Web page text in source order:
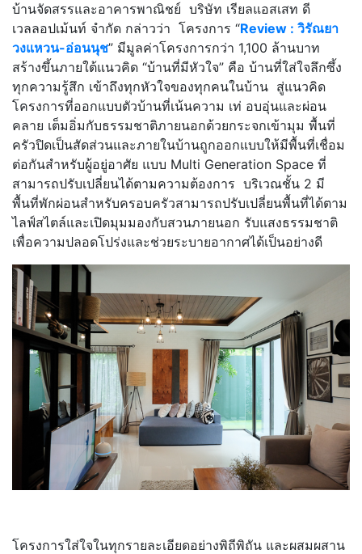
บ้านจัดสรรและอาคารพาณิชย์ บริษัท เรียลแอสเสท ดี
เวลลอปเม้นท์ จำกัด กล่าวว่า โครงการ “Review : วิรัณยา
วงแหวน-อ่อนนุช” มีมูลค่าโครงการกว่า 1,100 ล้านบาท
สร้างขึ้นภายใต้แนวคิด “บ้านที่มีหัวใจ” คือ บ้านที่ใส่ใจลึกซึ้ง
ทุกความรู้สึก เข้าถึงทุกหัวใจของทุกคนในบ้าน สู่แนวคิด
โครงการที่ออกแบบตัวบ้านที่เน้นความ เท่ อบอุ่นและผ่อน
คลาย เต็มอิ่มกับธรรมชาติภายนอกด้วยกระจกเข้ามุม พื้นที่
ครัวปิดเป็นสัดส่วนและภายในบ้านถูกออกแบบให้มีพื้นที่เชื่อม
ต่อกันสำหรับผู้อยู่อาศัย แบบ Multi Generation Space ที่
สามารถปรับเปลี่ยนได้ตามความต้องการ บริเวณชั้น 2 มี
พื้นที่พักผ่อนสำหรับครอบครัวสามารถปรับเปลี่ยนพื้นที่ได้ตาม
ไลฟ์สไตล์และเปิดมุมมองกับสวนภายนอก รับแสงธรรมชาติ
เพื่อความปลอดโปร่งและช่วยระบายอากาศได้เป็นอย่างดี
โครงการใส่ใจในทุกรายละเอียดอย่างพิถีพิถัน และผสมผสาน